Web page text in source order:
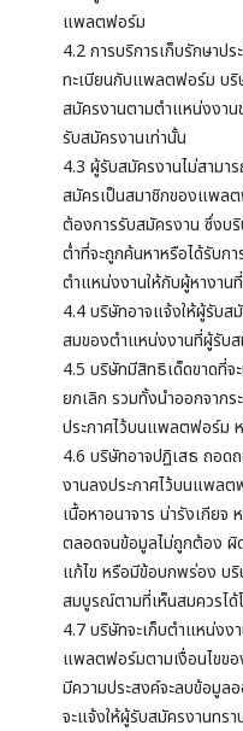
แพลตฟอร์ม
4.2 การบริการเก็บรักษาป
ทะเบียนกับแพลตฟอร์ม บ
สมัครงานตามตำแหน่งงาน
รับสมัครงานเท่านั้น
4.3 ผู้รับสมัครงานไม่สามา
สมัครเป็นสมาชิกของแพล
ต้องการรับสมัครงาน ซึ่งบ
ต่ำที่จะถูกค้นหาหรือได้รับก
ตำแหน่งงานให้กับผู้หางา
4.4 บริษัทอาจแจ้งให้ผู้รับส
สมของตำแหน่งงานที่ผู้รับ
4.5 บริษัทมีสิทธิเด็ดขาดที่
ยกเลิก รวมทั้งนำออกจาก
ประกาศไว้บนแพลตฟอร์ม
4.6 บริษัทอาจปฏิเสธ ถอด
งานลงประกาศไว้บนแพล
เนื้อหาอนาจาร น่ารังเกีย
ตลอดจนข้อมูลไม่ถูกต้อง
แก้ไข หรือมีข้อบกพร่อง บ
สมบูรณ์ตามที่เห็นสมควรไ
4.7 บริษัทจะเก็บตำแหน่งง
แพลตฟอร์มตามเงื่อนไขข
มีความประสงค์จะลบข้อมูล
จะแจ้งให้ผู้รับสมัครงานทร